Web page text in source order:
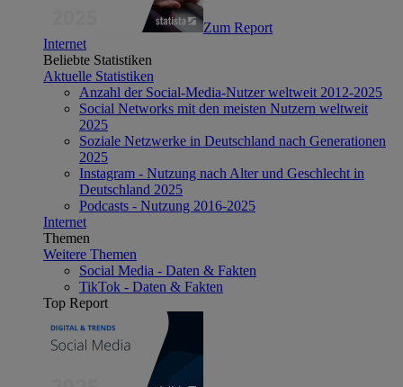
Zum Report
Internet
Beliebte Statistiken
Aktuelle Statistiken
Anzahl der Social-Media-Nutzer weltweit 2012-2025
Social Networks mit den meisten Nutzern weltweit
2025
Soziale Netzwerke in Deutschland nach Generationen
2025
Instagram - Nutzung nach Alter und Geschlecht in
Deutschland 2025
Podcasts - Nutzung 2016-2025
Internet
Themen
Weitere Themen
Social Media - Daten & Fakten
TikTok - Daten & Fakten
Top Report